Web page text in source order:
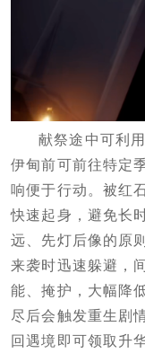
献祭途中可利
伊甸前可前往特定
响便于行动。被红
快速起身，避免长
远、先灯后像的原
来袭时迅速躲避，
能、掩护，大幅降
尽后会触发重生剧
回遇境即可领取升